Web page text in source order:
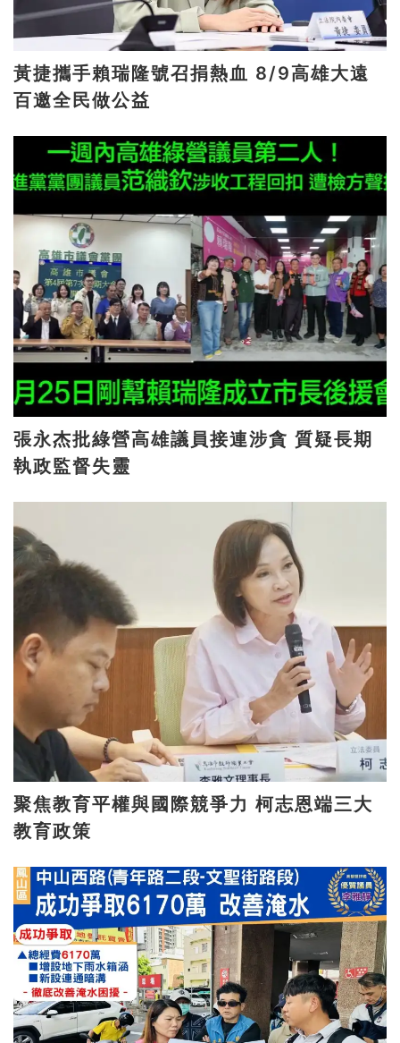
黃捷攜手賴瑞隆號召捐熱血 8/9高雄大遠
百邀全民做公益
張永杰批綠營高雄議員接連涉貪 質疑長期
執政監督失靈
聚焦教育平權與國際競爭力 柯志恩端三大
教育政策